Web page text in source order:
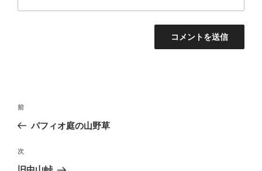
投
ビ
ゲ
過
去
投
稿
前
パフィオ庭の山野草
次
の
次